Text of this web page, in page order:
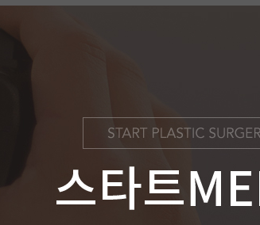
이마성형
눈썹하거상술
쌍꺼풀수술
트임수술
비절개눈매교정